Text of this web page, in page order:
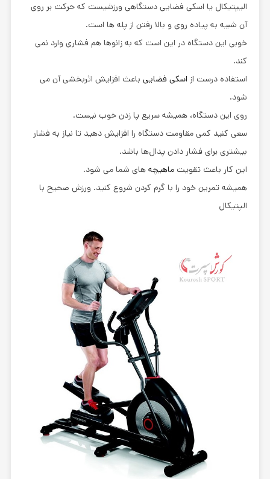
الیپتیکال یا اسکی فضایی دستگاهی ورزشیست که حرکت بر روی
آن شبیه به پیاده روی و بالا رفتن از پله ها است.
خوبی این دستگاه در این است که به زانوها هم فشاری وارد نمی
کند.
استفاده درست از اسکی فضاییباعث افزایش اثربخشی آن می
شود.
روی این دستگاه، همیشه سریع پا زدن خوب نیست.
سعی کنید کمی مقاومت دستگاه را افزایش دهید تا نیاز به فشار
بیشتری برای فشار دادن پدال‌ها باشد.
این کار باعث تقویت ماهیچه‌های شما می شود.
همیشه تمرین خود را با گرم کردن شروع کنید. ورزش صحیح با
الپتیکال